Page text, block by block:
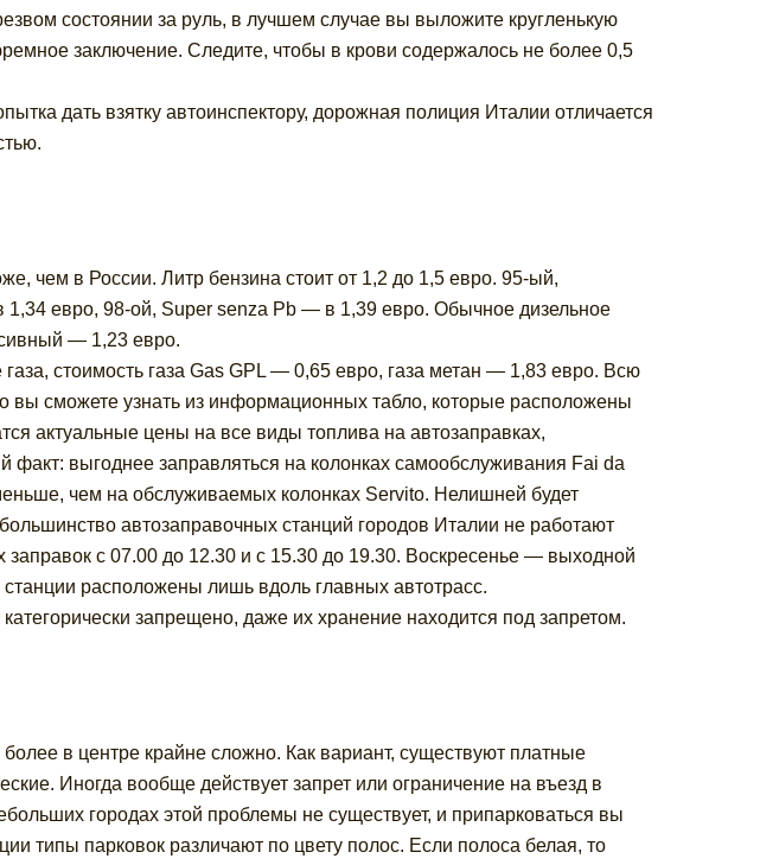
состоянии за руль, в лучшем случае вы выложите кругленькую
заключение. Следите, чтобы в крови содержалось не более 0,5
дать взятку автоинспектору, дорожная полиция Италии отличается
чем в России. Литр бензина стоит от 1,2 до 1,5 евро. 95-ый,
1,34 евро, 98-ой, Super senza Pb — в 1,39 евро. Обычное дизельное
— 1,23 евро.
стоимость газа Gas GPL — 0,65 евро, газа метан — 1,83 евро. Всю
сможете узнать из информационных табло, которые расположены
актуальные цены на все виды топлива на автозаправках,
выгоднее заправляться на колонках самообслуживания Fai da
чем на обслуживаемых колонках Servito. Нелишней будет
автозаправочных станций городов Италии не работают
заправок с 07.00 до 12.30 и с 15.30 до 19.30. Воскресенье — выходной
расположены лишь вдоль главных автотрасс.
запрещено, даже их хранение находится под запретом.
в центре крайне сложно. Как вариант, существуют платные
Иногда вообще действует запрет или ограничение на въезд в
городах этой проблемы не существует, и припарковаться вы
типы парковок различают по цвету полос. Если полоса белая, то